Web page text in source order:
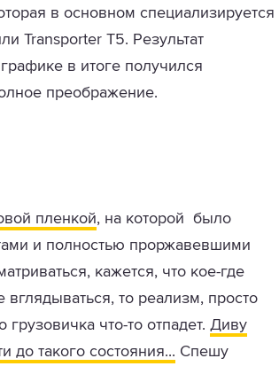
в основном специализируется
Transporter Т5. Результат
в итоге получился
преображение.
пленкой, на которой было
и полностью проржавевшими
кажется, что кое-где
то реализм, просто
что-то отпадет. Диву
до такого состояния... Спешу